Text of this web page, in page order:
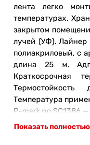
лента легко
температурах.
закрытом
лучей (УФ). Лайнер
полиакриловый, с
длина 25 м.
Краткосрочная
Термостойкость
Температура
P-mark no SC1386 —
Производитель:
Показать полностью